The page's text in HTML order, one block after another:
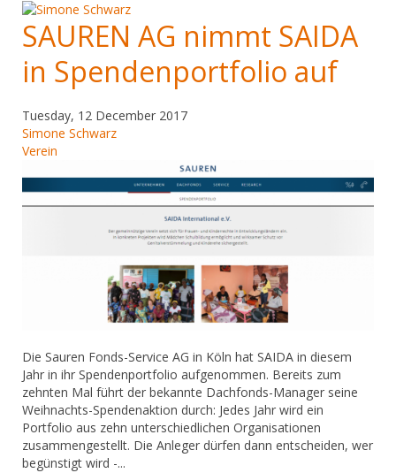
SAUREN AG nimmt SAIDA
in Spendenportfolio auf
Tuesday, 12 December 2017
Simone Schwarz
Verein
Die Sauren Fonds-Service AG in Köln hat SAIDA in diesem
Jahr in ihr Spendenportfolio aufgenommen. Bereits zum
zehnten Mal führt der bekannte Dachfonds-Manager seine
Weihnachts-Spendenaktion durch: Jedes Jahr wird ein
Portfolio aus zehn unterschiedlichen Organisationen
zusammengestellt. Die Anleger dürfen dann entscheiden, wer
begünstigt wird -...